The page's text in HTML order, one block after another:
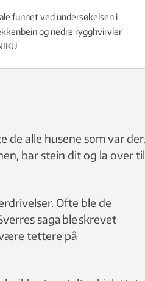
funnet ved undersøkelsen i
og nedre rygghvirvler
de alle husene som var der.
bar stein dit og la over til
Ofte ble de
saga ble skrevet
tettere på